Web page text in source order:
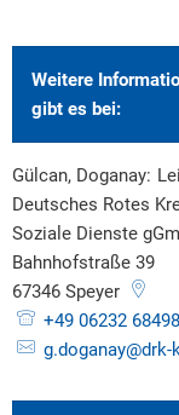
Weitere
gibt es bei:
Gülcan, Doganay:
Deutsches Rotes
Soziale Dienste
Bahnhofstraße 39
67346 Speyer
+49 06232